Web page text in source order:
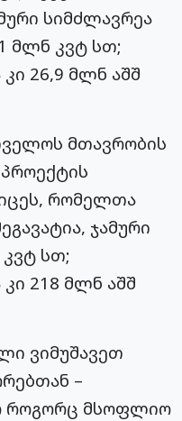
სიმძლავრეა
მლნ კვტ სთ;
26,9 მლნ აშშ
მთავრობის
რომელთა
ჯამური
კვტ სთ;
218 მლნ აშშ
ვიმუშავეთ
–
როგორც მსოფლიო